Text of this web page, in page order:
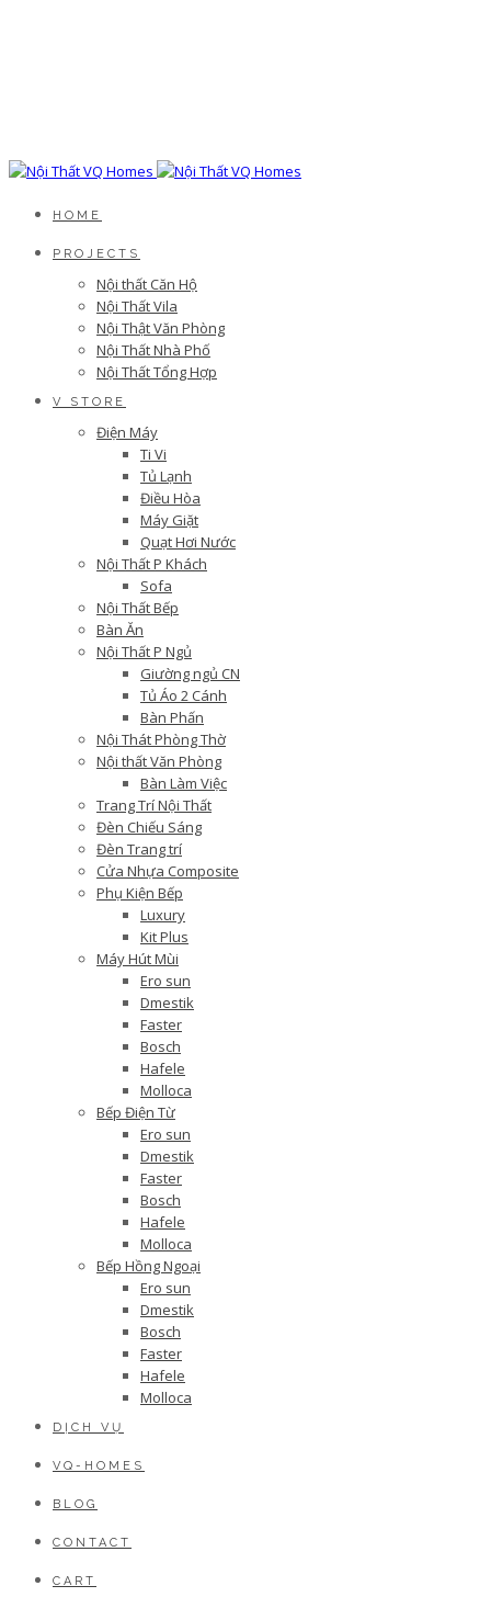
HOME
PROJECTS
Nội thất Căn Hộ
Nội Thất Vila
Nội Thật Văn Phòng
Nội Thất Nhà Phố
Nội Thất Tổng Hợp
V STORE
Điện Máy
Ti Vi
Tủ Lạnh
Điều Hòa
Máy Giặt
Quạt Hơi Nước
Nội Thất P Khách
Sofa
Nội Thất Bếp
Bàn Ăn
Nội Thất P Ngủ
Giường ngủ CN
Tủ Áo 2 Cánh
Bàn Phấn
Nội Thát Phòng Thờ
Nội thất Văn Phòng
Bàn Làm Việc
Trang Trí Nội Thất
Đèn Chiếu Sáng
Đèn Trang trí
Cửa Nhựa Composite
Phụ Kiện Bếp
Luxury
Kit Plus
Máy Hút Mùi
Ero sun
Dmestik
Faster
Bosch
Hafele
Molloca
Bếp Điện Từ
Ero sun
Dmestik
Faster
Bosch
Hafele
Molloca
Bếp Hồng Ngoại
Ero sun
Dmestik
Bosch
Faster
Hafele
Molloca
DỊCH VỤ
VQ-HOMES
BLOG
CONTACT
CART